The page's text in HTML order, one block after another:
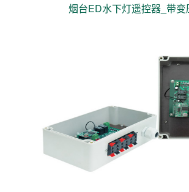
烟台ED水下灯遥控器_带变